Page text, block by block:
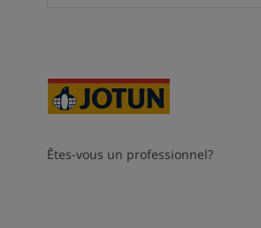
Êtes-vous un professionnel?